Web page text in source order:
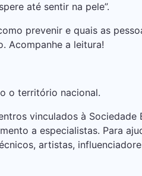
até sentir na pele”.
prevenir e quais as
Acompanhe a leitura!
o território nacional.
vinculados à Sociedade
a especialistas. Para
artistas,